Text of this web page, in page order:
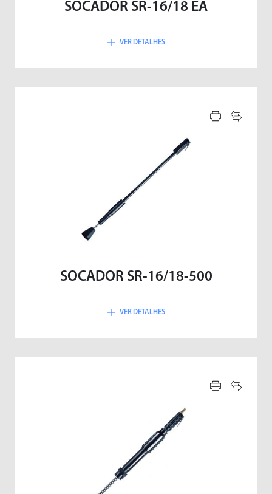
SOCADOR SR-16/18 EA
VER DETALHES
SOCADOR SR-16/18-500
VER DETALHES